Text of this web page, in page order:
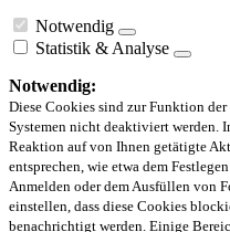
Notwendig
Statistik & Analyse
Notwendig:
Diese Cookies sind zur Funktion
Systemen nicht deaktiviert werden.
Reaktion auf von Ihnen getätigte
entsprechen, wie etwa dem
Anmelden oder dem Ausfüllen von
einstellen, dass diese Cookies
benachrichtigt werden. Einige